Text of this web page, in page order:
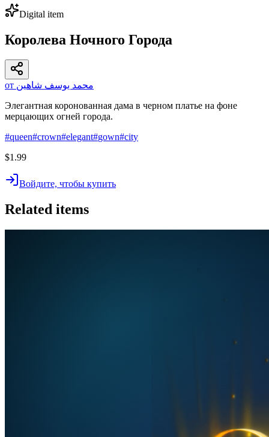
Digital item
Королева Ночного Города
от محمد يوسف شاهين
Элегантная коронованная дама в черном платье на фоне
мерцающих огней города.
#queen#crown#elegant#gown#city
$1.99
Войдите, чтобы купить
Related items